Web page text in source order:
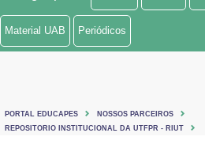
Ministério de Minas e Energia
Ministério do Turismo
Material UAB Periódicos
PORTAL EDUCAPES
NOSSOS PARCEIROS
REPOSITORIO INSTITUCIONAL DA UTFPR - RIUT